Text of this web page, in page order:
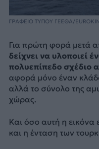
ΓΡΑΦΕΙΟ ΤΥΠΟΥ ΓΕΕΘΑ/
Για πρώτη φορά μετά
δείχνει να υλοποιεί
πολυεπίπεδο σχέδιο
αφορά μόνο έναν
αλλά το σύνολο της
χώρας.
Και όσο αυτή η εικόνα
και η ένταση των